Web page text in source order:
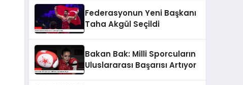
Federasyonun Yeni Başkanı
Taha Akgül Seçildi
Bakan Bak: Milli Sporcuların
Uluslararası Başarısı Artıyor